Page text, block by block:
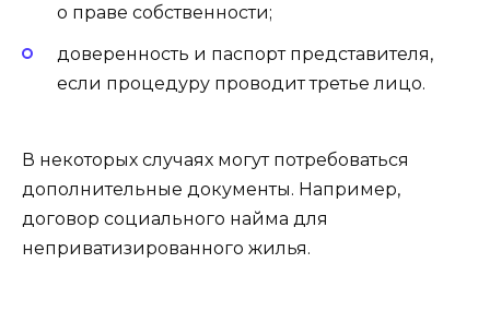
о праве собственности;
доверенность и паспорт представителя,
если процедуру проводит третье лицо.
В некоторых случаях могут потребоваться
дополнительные документы. Например,
договор социального найма для
неприватизированного жилья.